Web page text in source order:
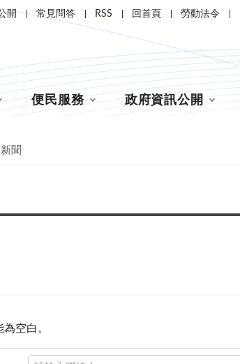
開 常見問答 RSS 回首頁 勞動法令
便民服務 政府資訊公開
聞
空白。